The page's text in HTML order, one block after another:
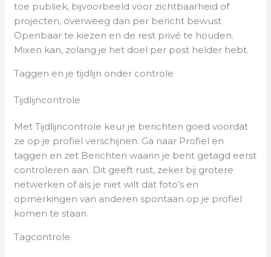
toe publiek, bijvoorbeeld voor zichtbaarheid of
projecten, overweeg dan per bericht bewust
Openbaar te kiezen en de rest privé te houden.
Mixen kan, zolang je het doel per post helder hebt.
Taggen en je tijdlijn onder controle
Tijdlijncontrole
Met Tijdlijncontrole keur je berichten goed voordat
ze op je profiel verschijnen. Ga naar Profiel en
taggen en zet Berichten waarin je bent getagd eerst
controleren aan. Dit geeft rust, zeker bij grotere
netwerken of als je niet wilt dat foto’s en
opmerkingen van anderen spontaan op je profiel
komen te staan.
Tagcontrole